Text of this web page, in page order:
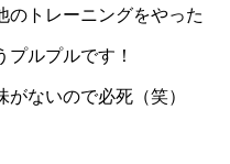
のトレーニングをやった
ルプルです！
ないので必死（笑）